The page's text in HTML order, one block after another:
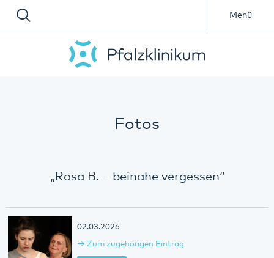
Menü
Fotos
„Rosa B. – beinahe vergessen“
02.03.2026
Zum zugehörigen Eintrag